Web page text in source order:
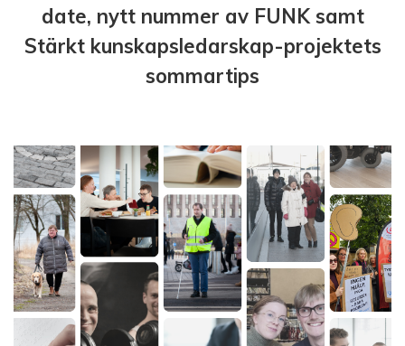
date, nytt nummer av FUNK samt
Stärkt kunskapsledarskap-projektets
sommartips